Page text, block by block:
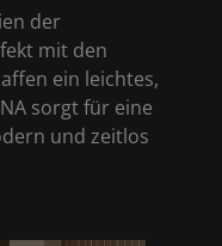
der
mit den
ein leichtes,
sorgt für eine
und zeitlos